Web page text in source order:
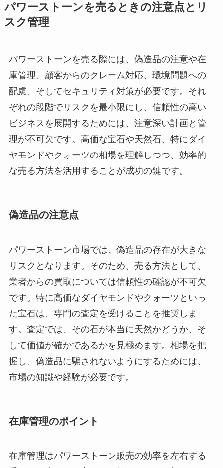
パワーストーンを売るときの注意点とリ
スク管理
パワーストーンを売る際には、偽造品の注意や在
庫管理、顧客からのクレーム対応、環境問題への
配慮、そしてセキュリティ対策が必要です。それ
ぞれの段階でリスクを最小限にし、信頼性の高い
ビジネスを展開するためには、注意深い計画と管
理が不可欠です。高価な宝石や天然石、特にダイ
ヤモンドやクォーツの相場を理解しつつ、効率的
な売る方法を活用することが成功の鍵です。
偽造品の注意点
パワーストーン市場では、偽造品の存在が大きな
リスクとなります。そのため、売る方法として、
業者からの買取については信頼性の確認が不可欠
です。特に高価なダイヤモンドやクォーツといっ
た宝石は、専門の査定を受けることを推奨しま
す。査定では、その石が本当に天然かどうか、そ
して価値が確かであるかを見極めます。相場を把
握し、偽造品に騙されないようにするためには、
市場の知識や経験が必要です。
在庫管理のポイント
在庫管理はパワーストーン販売の効率を左右する